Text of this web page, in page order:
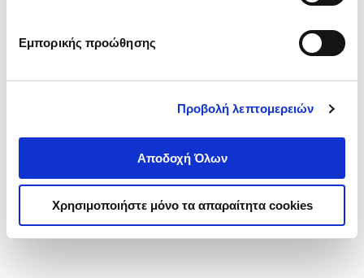
Εμπορικής προώθησης
Προβολή λεπτομερειών
Αποδοχή Όλων
Χρησιμοποιήστε μόνο τα απαραίτητα cookies